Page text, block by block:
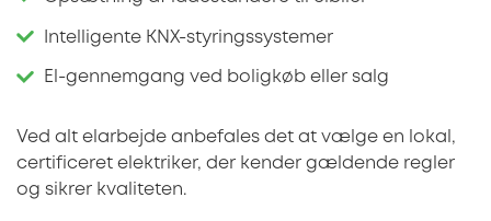
Intelligente KNX-styringssystemer
El-gennemgang ved boligkøb eller salg
Ved alt elarbejde anbefales det at vælge en lokal,
certificeret elektriker, der kender gældende regler
og sikrer kvaliteten.